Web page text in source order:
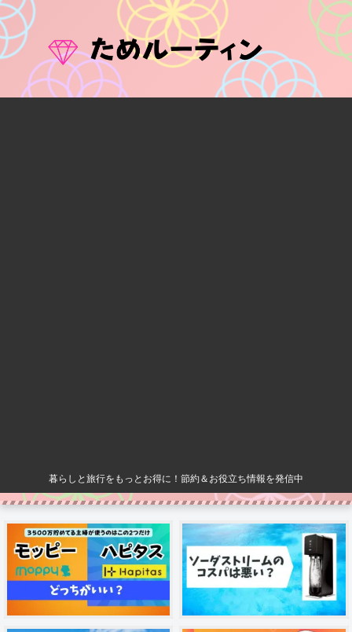
暮らしと旅行をもっとお得に！節約＆お役立ち情報を発信中